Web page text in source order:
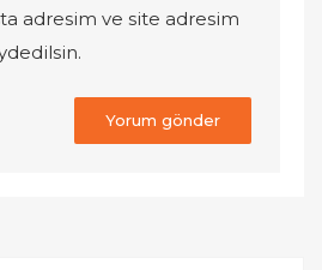
adresim ve site adresim